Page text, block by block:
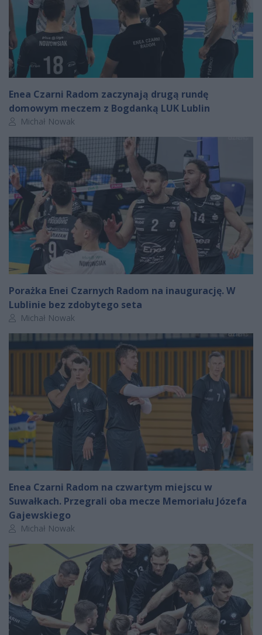
Enea Czarni Radom zaczynają drugą rundę
domowym meczem z Bogdanką LUK Lublin
Autor artykułu:
Michał Nowak
Porażka Enei Czarnych Radom na inaugurację. W
Lublinie bez zdobytego seta
Autor artykułu:
Michał Nowak
Enea Czarni Radom na czwartym miejscu w
Suwałkach. Przegrali oba mecze Memoriału Józefa
Gajewskiego
Autor artykułu:
Michał Nowak